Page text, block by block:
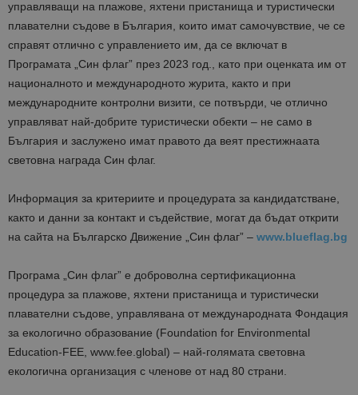
управляващи на плажове, яхтени пристанища и туристически
плавателни съдове в България, които имат самочувствие, че се
справят отлично с управлението им, да се включат в
Програмата „Син флаг” през 2023 год., като при оценката им от
националното и международното журита, както и при
международните контролни визити, се потвърди, че отлично
управляват най-добрите туристически обекти – не само в
България и заслужено имат правото да веят престижнаата
световна награда Син флаг.
Информация за критериите и процедурата за кандидатстване,
както и данни за контакт и съдействие, могат да бъдат открити
на сайта на Българско Движение „Син флаг” – www.blueflag.bg
Програма „Син флаг” е доброволна сертификационна
процедура за плажове, яхтени пристанища и туристически
плавателни съдове, управлявана от международната Фондация
за екологично образование (Foundation for Environmental
Education-FEE, www.fee.global) – най-голямата световна
екологична организация с членове от над 80 страни.